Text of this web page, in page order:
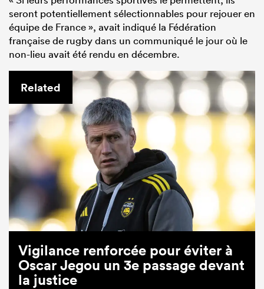
seront potentiellement sélectionnables pour rejouer en
équipe de France », avait indiqué la Fédération
française de rugby dans un communiqué le jour où le
non-lieu avait été rendu en décembre.
Related
Vigilance renforcée pour éviter à
Oscar Jegou un 3e passage devant
la justice